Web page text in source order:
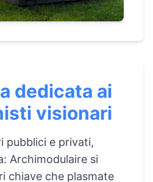
dedicata ai
visionari
pubblici e privati,
Archimodulaire si
chiave che plasmate